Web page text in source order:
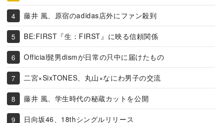
藤井 風、原宿のadidas店外にファン殺到
BE:FIRST『生：FIRST』に映る信頼関係
Official髭男dismが日常の只中に届けたもの
二宮×SixTONES、丸山×なにわ男子の交流
藤井 風、学生時代の秘蔵カットを公開
日向坂46、18thシングルリリース